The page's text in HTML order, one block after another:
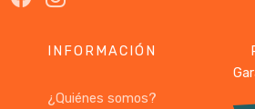
INFORMACIÓN
¿Quiénes somos?